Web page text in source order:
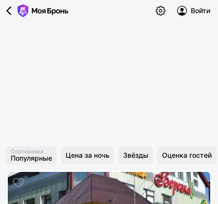
Войти
Сортировка
Популярные Цена за ночь Звёзды Оценка гостей